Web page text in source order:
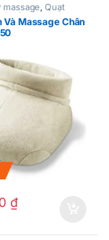
massage, Quạt
đình
Và Massage Chân
₫